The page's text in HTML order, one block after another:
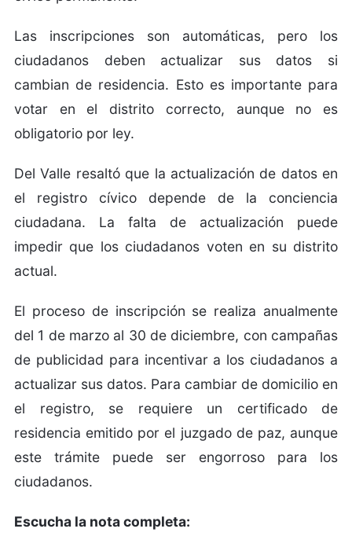
Las inscripciones son automáticas, pero los
ciudadanos deben actualizar sus datos si
cambian de residencia. Esto es importante para
votar en el distrito correcto, aunque no es
obligatorio por ley.
Del Valle resaltó que la actualización de datos en
el registro cívico depende de la conciencia
ciudadana. La falta de actualización puede
impedir que los ciudadanos voten en su distrito
actual.
El proceso de inscripción se realiza anualmente
del 1 de marzo al 30 de diciembre, con campañas
de publicidad para incentivar a los ciudadanos a
actualizar sus datos. Para cambiar de domicilio en
el registro, se requiere un certificado de
residencia emitido por el juzgado de paz, aunque
este trámite puede ser engorroso para los
ciudadanos.
Escucha la nota completa: